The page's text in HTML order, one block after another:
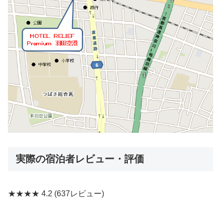
実際の宿泊者レビュー・評価
★★★★ 4.2 (637レビュー)